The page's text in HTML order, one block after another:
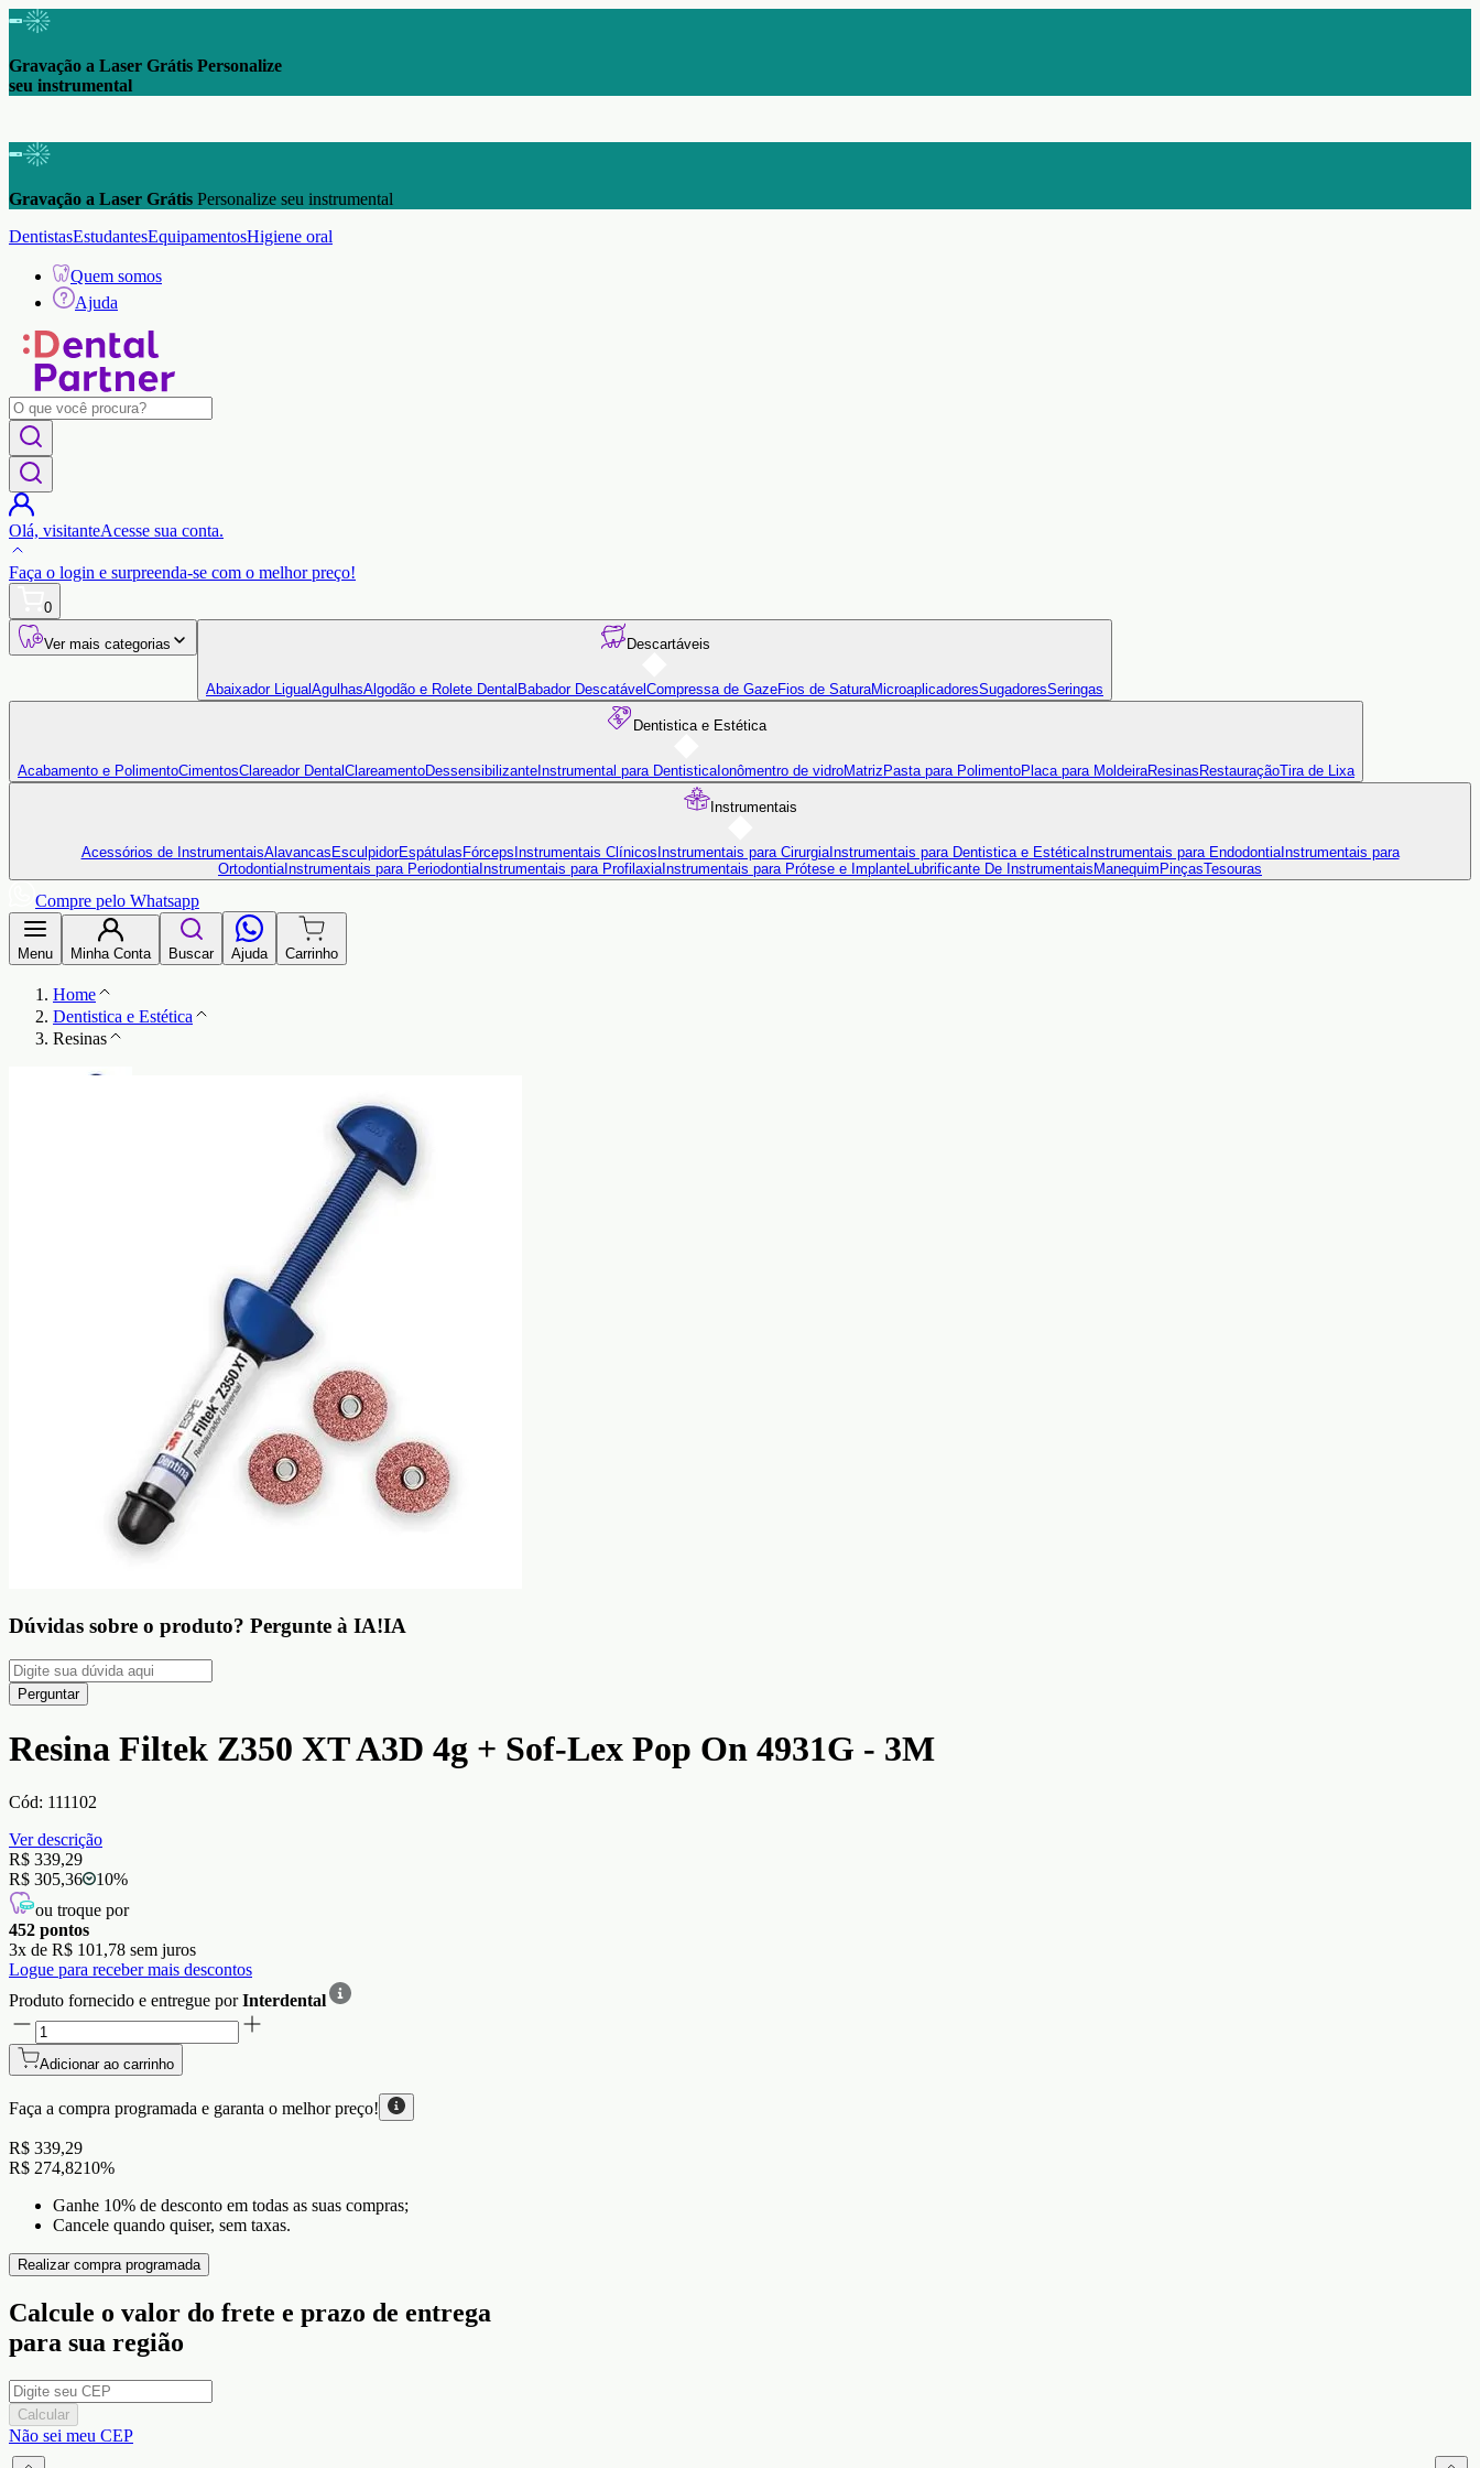
Gravação a Laser Grátis Personalize
seu instrumental
Gravação a Laser Grátis Personalize seu instrumental
DentistasEstudantesEquipamentosHigiene oral
Quem somos
Ajuda
Olá, visitanteAcesse sua conta.
Faça o login e surpreenda-se com o melhor preço!
0
Ver mais categorias Descartáveis
Abaixador LigualAgulhasAlgodão e Rolete Dental Babador Descatável Compressa de GazeFios de SaturaMicroaplicadoresSugadoresSeringas
Dentistica e Estética
Acabamento e PolimentoCimentosClareador DentalClareamentoDessensibilizante Instrumental para DentisticaIonômentro de vidroMatriz Pasta para PolimentoPlaca para MoldeiraResinas RestauraçãoTira de Lixa
Instrumentais
Acessórios de InstrumentaisAlavancas EsculpidorEspátulas Fórceps Instrumentais Clínicos Instrumentais para CirurgiaInstrumentais para Dentistica e EstéticaInstrumentais para EndodontiaInstrumentais para
OrtodontiaInstrumentais para PeriodontiaInstrumentais para ProfilaxiaInstrumentais para Prótese e ImplanteLubrificante De Instrumentais Manequim PinçasTesouras
Compre pelo Whatsapp
Menu Minha Conta Buscar Ajuda Carrinho
Home
Dentistica e Estética
Resinas
Dúvidas sobre o produto? Pergunte à IA!IA
Perguntar
Resina Filtek Z350 XT A3D 4g + Sof-Lex Pop On 4931G - 3M
Cód: 111102
Ver descrição
R$ 339,29
R$ 305,36
10%
ou troque por
452 pontos
3x de R$ 101,78 sem juros
Logue para receber mais descontos
Produto fornecido e entregue porInterdental
Adicionar ao carrinho
Faça a compra programada e garanta o melhor preço!
R$ 339,29
R$ 274,8210%
Ganhe 10% de desconto em todas as suas compras;
Cancele quando quiser, sem taxas.
Realizar compra programada
Calcule o valor do frete e prazo de entrega
para sua região
Calcular
Não sei meu CEP